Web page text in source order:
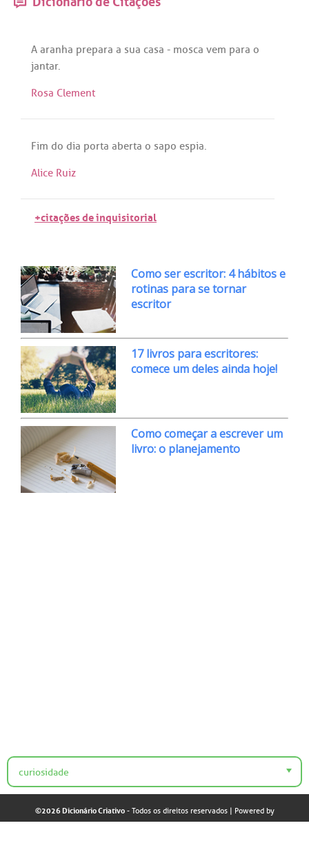
A aranha prepara a sua casa - mosca vem para o
jantar.
Rosa Clement
Fim do dia porta aberta o sapo espia.
Alice Ruiz
+citações de inquisitorial
Como ser escritor: 4 hábitos e
rotinas para se tornar
escritor
17 livros para escritores:
comece um deles ainda hoje!
Como começar a escrever um
livro: o planejamento
©2026 Dicionário Criativo- Todos os direitos reservados| Powered by
curiosidade